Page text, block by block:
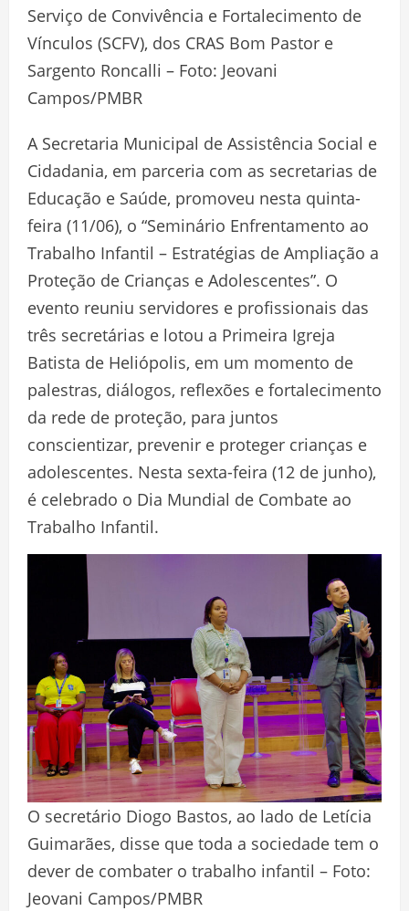
Serviço de Convivência e Fortalecimento de
Vínculos (SCFV), dos CRAS Bom Pastor e
Sargento Roncalli – Foto: Jeovani
Campos/PMBR
A Secretaria Municipal de Assistência Social e
Cidadania, em parceria com as secretarias de
Educação e Saúde, promoveu nesta quinta-
feira (11/06), o “Seminário Enfrentamento ao
Trabalho Infantil – Estratégias de Ampliação a
Proteção de Crianças e Adolescentes”. O
evento reuniu servidores e profissionais das
três secretárias e lotou a Primeira Igreja
Batista de Heliópolis, em um momento de
palestras, diálogos, reflexões e fortalecimento
da rede de proteção, para juntos
conscientizar, prevenir e proteger crianças e
adolescentes. Nesta sexta-feira (12 de junho),
é celebrado o Dia Mundial de Combate ao
Trabalho Infantil.
O secretário Diogo Bastos, ao lado de Letícia
Guimarães, disse que toda a sociedade tem o
dever de combater o trabalho infantil – Foto:
Jeovani Campos/PMBR